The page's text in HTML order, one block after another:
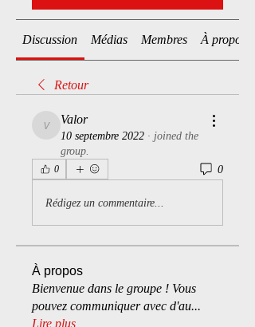
Discussion Médias Membres À propos
Retour
Valor
Valor
10 septembre 2022 · joined the
group.
0 0
Rédigez un commentaire...
À propos
Bienvenue dans le groupe ! Vous
pouvez communiquer avec d'au...
Lire plus